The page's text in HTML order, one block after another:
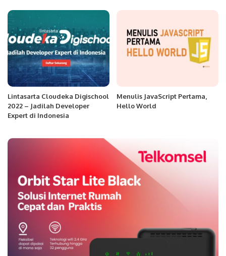
Lintasarta Cloudeka Digischool
2022 – Jadilah Developer
Expert di Indonesia
Menulis JavaScript Pertama,
Hello World